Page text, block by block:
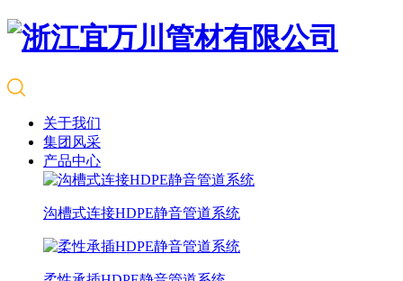
关于我们
集团风采
产品中心
沟槽式连接HDPE静音管道系统